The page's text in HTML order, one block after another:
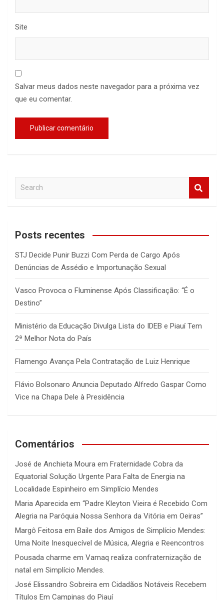
Site
Salvar meus dados neste navegador para a próxima vez
que eu comentar.
a
c
Posts recentes
STJ Decide Punir Buzzi Com Perda de Cargo Após
Denúncias de Assédio e Importunação Sexual
Vasco Provoca o Fluminense Após Classificação: “É o
Destino”
Ministério da Educação Divulga Lista do IDEB e Piauí Tem
2ª Melhor Nota do País
Flamengo Avança Pela Contratação de Luiz Henrique
Flávio Bolsonaro Anuncia Deputado Alfredo Gaspar Como
Vice na Chapa Dele à Presidência
Comentários
José de Anchieta Moura em Fraternidade Cobra da
Equatorial Solução Urgente Para Falta de Energia na
Localidade Espinheiro em Simplício Mendes
Maria Aparecida em “Padre Kleyton Vieira é Recebido Com
Alegria na Paróquia Nossa Senhora da Vitória em Oeiras”
Margô Feitosa em Baile dos Amigos de Simplício Mendes:
Uma Noite Inesquecível de Música, Alegria e Reencontros
Pousada charme em Vamaq realiza confraternização de
natal em Simplício Mendes.
José Elissandro Sobreira em Cidadãos Notáveis Recebem
Títulos Em Campinas do Piauí